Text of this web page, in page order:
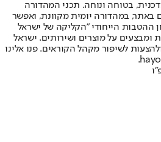
בטוחה ונוחה. תכני המהדורה
באתר, במהדורה יומית מקוונת, ואפשר
ההטבות הייחודי "הקליקה של ישראל
ומבצעים על מוצרים ושירותים. ישראל
לשיפור מקהל הקוראים. פנו אלינו